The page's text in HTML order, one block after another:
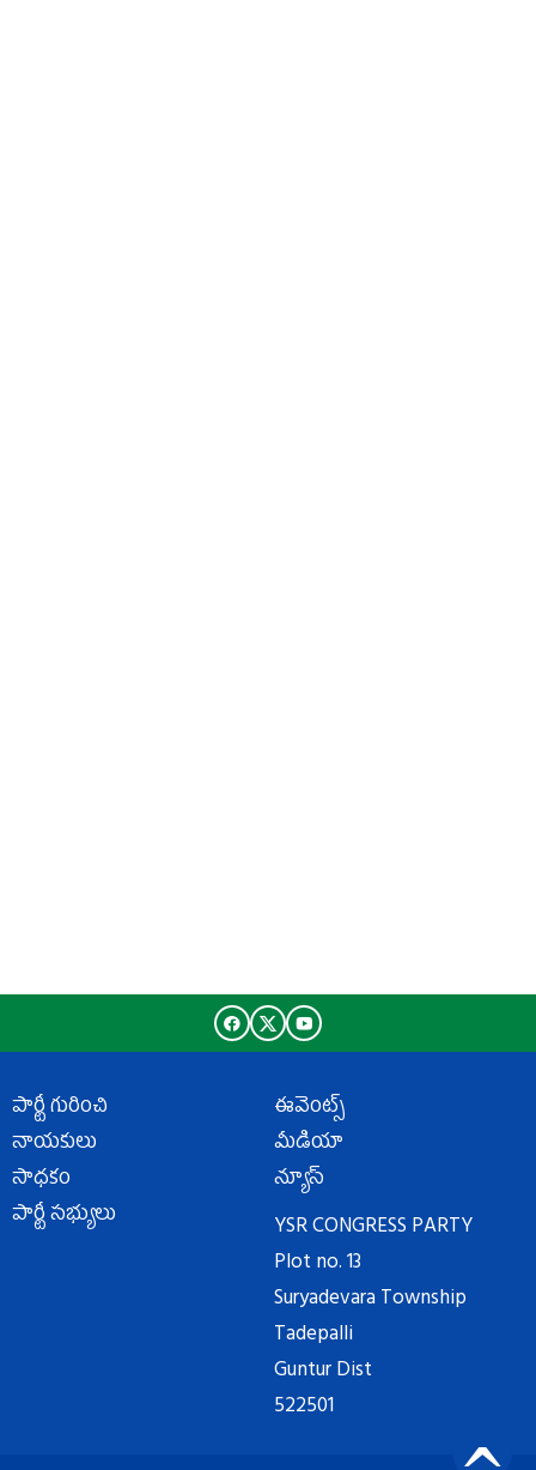
పార్టీ గురించి
నాయకులు
సాధకం
పార్టీ సభ్యులు
ఈవెంట్స్
మీడియా
న్యూస్
YSR CONGRESS PARTY
Plot no. 13
Suryadevara Township
Tadepalli
Guntur Dist
522501